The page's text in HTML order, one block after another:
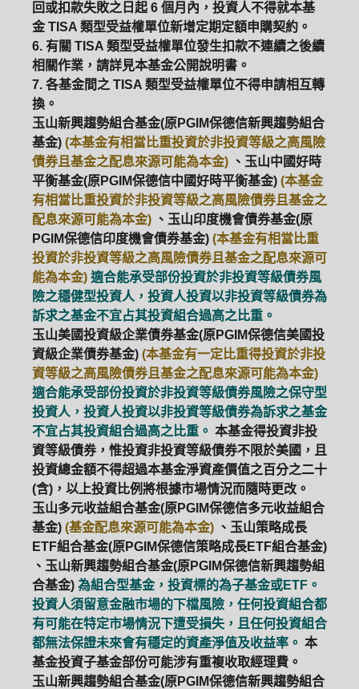
回或扣款失敗之日起 6 個月內，投資人不得就本基
金 TISA 類型受益權單位新增定期定額申購契約。
6. 有關 TISA 類型受益權單位發生扣款不連續之後續
相關作業，請詳見本基金公開說明書。
7. 各基金間之 TISA 類型受益權單位不得申請相互轉
換。
玉山新興趨勢組合基金(原PGIM保德信新興趨勢組合
基金) (本基金有相當比重投資於非投資等級之高風險
債券且基金之配息來源可能為本金) 、玉山中國好時
平衡基金(原PGIM保德信中國好時平衡基金) (本基金
有相當比重投資於非投資等級之高風險債券且基金之
配息來源可能為本金) 、玉山印度機會債券基金(原
PGIM保德信印度機會債券基金) (本基金有相當比重
投資於非投資等級之高風險債券且基金之配息來源可
能為本金) 適合能承受部份投資於非投資等級債券風
險之穩健型投資人，投資人投資以非投資等級債券為
訴求之基金不宜占其投資組合過高之比重。
玉山美國投資級企業債券基金(原PGIM保德信美國投
資級企業債券基金) (本基金有一定比重得投資於非投
資等級之高風險債券且基金之配息來源可能為本金)
適合能承受部份投資於非投資等級債券風險之保守型
投資人，投資人投資以非投資等級債券為訴求之基金
不宜占其投資組合過高之比重。 本基金得投資非投
資等級債券，惟投資非投資等級債券不限於美國，且
投資總金額不得超過本基金淨資產價值之百分之二十
(含)，以上投資比例將根據市場情況而隨時更改。
玉山多元收益組合基金(原PGIM保德信多元收益組合
基金) (基金配息來源可能為本金) 、玉山策略成長
ETF組合基金(原PGIM保德信策略成長ETF組合基金)
、玉山新興趨勢組合基金(原PGIM保德信新興趨勢組
合基金) 為組合型基金，投資標的為子基金或ETF。
投資人須留意金融市場的下檔風險，任何投資組合都
有可能在特定市場情況下遭受損失，且任何投資組合
都無法保證未來會有穩定的資產淨值及收益率。 本
基金投資子基金部份可能涉有重複收取經理費。
玉山新興趨勢組合基金(原PGIM保德信新興趨勢組合